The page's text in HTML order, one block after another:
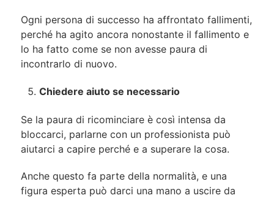
Ogni persona di successo ha affrontato fallimenti,
perché ha agito ancora nonostante il fallimento e
lo ha fatto come se non avesse paura di
incontrarlo di nuovo.
Chiedere aiuto se necessario
Se la paura di ricominciare è così intensa da
bloccarci, parlarne con un professionista può
aiutarci a capire perché e a superare la cosa.
Anche questo fa parte della normalità, e una
figura esperta può darci una mano a uscire da